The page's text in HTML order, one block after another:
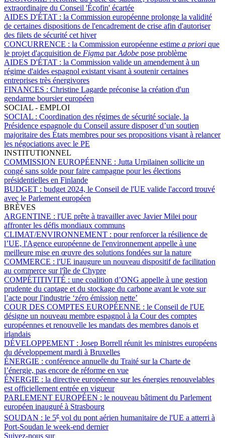
extraordinaire du Conseil 'Écofin' écartée
AIDES D'ÉTAT : la Commission européenne prolonge la validité
de certaines dispositions de l'encadrement de crise afin d'autoriser
des filets de sécurité cet hiver
CONCURRENCE : la Commission européenne estime a priori que
le projet d'acquisition de Figma parAdobe pose problème
AIDES D'ÉTAT : la Commission valide un amendement à un
régime d'aides espagnol existant visant à soutenir certaines
entreprises très énergivores
FINANCES : Christine Lagarde préconise la création d'un
gendarme boursier européen
SOCIAL - EMPLOI
SOCIAL : Coordination des régimes de sécurité sociale, la
Présidence espagnole du Conseil assure disposer d’un soutien
majoritaire des États membres pour ses propositions visant à relancer
les négociations avec le PE
INSTITUTIONNEL
COMMISSION EUROPÉENNE : Jutta Urpilainen sollicite un
congé sans solde pour faire campagne pour les élections
présidentielles en Finlande
BUDGET : budget 2024, le Conseil de l'UE valide l'accord trouvé
avec le Parlement européen
BRÈVES
ARGENTINE : l'UE prête à travailler avec Javier Milei pour
affronter les défis mondiaux communs
CLIMAT/ENVIRONNEMENT : pour renforcer la résilience de
l’UE, l'Agence européenne de l'environnement appelle à une
meilleure mise en œuvre des solutions fondées sur la nature
COMMERCE : l'UE inaugure un nouveau dispositif de facilitation
au commerce sur l'île de Chypre
COMPÉTITIVITÉ : une coalition d’ONG appelle à une gestion
prudente du captage et du stockage du carbone avant le vote sur
l’acte pour l'industrie ‘zéro émission nette’
COUR DES COMPTES EUROPÉENNE : le Conseil de l'UE
désigne un nouveau membre espagnol à la Cour des comptes
européennes et renouvelle les mandats des membres danois et
irlandais
DÉVELOPPEMENT : Josep Borrell réunit les ministres européens
du développement mardi à Bruxelles
ÉNERGIE : conférence annuelle du Traité sur la Charte de
l’énergie, pas encore de réforme en vue
ÉNERGIE : la directive européenne sur les énergies renouvelables
est officiellement entrée en vigueur
PARLEMENT EUROPÉEN : le nouveau bâtiment du Parlement
européen inauguré à Strasbourg
SOUDAN : le 5e vol du pont aérien humanitaire de l'UE a atterri à
Port-Soudan le week-end dernier
Suivez-nous sur